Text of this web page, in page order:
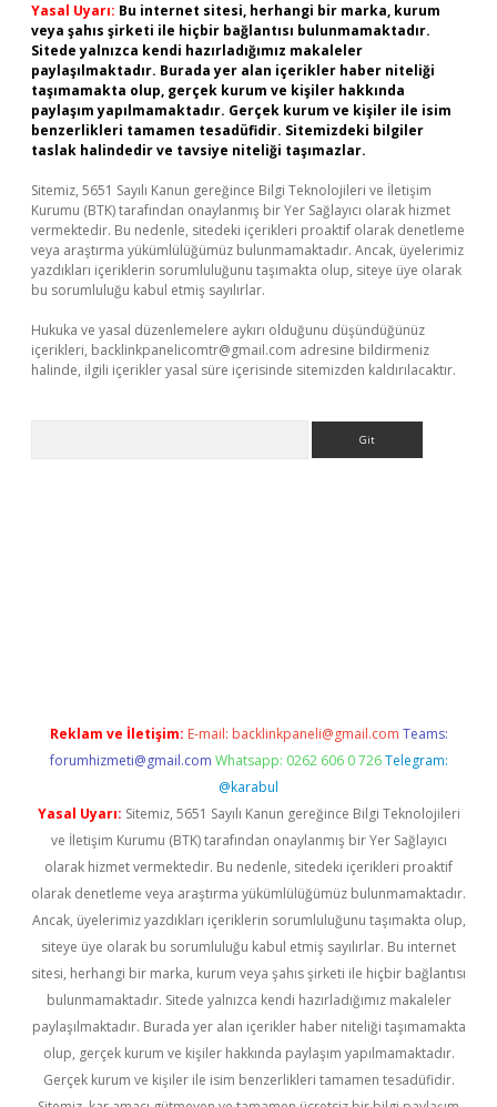
Yasal Uyarı: Bu internet sitesi, herhangi bir marka, kurum
veya şahıs şirketi ile hiçbir bağlantısı bulunmamaktadır.
Sitede yalnızca kendi hazırladığımız makaleler
paylaşılmaktadır. Burada yer alan içerikler haber niteliği
taşımamakta olup, gerçek kurum ve kişiler hakkında
paylaşım yapılmamaktadır. Gerçek kurum ve kişiler ile isim
benzerlikleri tamamen tesadüfidir. Sitemizdeki bilgiler
taslak halindedir ve tavsiye niteliği taşımazlar.
Sitemiz, 5651 Sayılı Kanun gereğince Bilgi Teknolojileri ve İletişim
Kurumu (BTK) tarafından onaylanmış bir Yer Sağlayıcı olarak hizmet
vermektedir. Bu nedenle, sitedeki içerikleri proaktif olarak denetleme
veya araştırma yükümlülüğümüz bulunmamaktadır. Ancak, üyelerimiz
yazdıkları içeriklerin sorumluluğunu taşımakta olup, siteye üye olarak
bu sorumluluğu kabul etmiş sayılırlar.
Hukuka ve yasal düzenlemelere aykırı olduğunu düşündüğünüz
içerikleri, backlinkpanelicomtr@gmail.com adresine bildirmeniz
halinde, ilgili içerikler yasal süre içerisinde sitemizden kaldırılacaktır.
Reklam ve İletişim: E-mail: backlinkpaneli@gmail.com Teams:
forumhizmeti@gmail.com Whatsapp: 0262 606 0 726 Telegram:
@karabul
Yasal Uyarı: Sitemiz, 5651 Sayılı Kanun gereğince Bilgi Teknolojileri
ve İletişim Kurumu (BTK) tarafından onaylanmış bir Yer Sağlayıcı
olarak hizmet vermektedir. Bu nedenle, sitedeki içerikleri proaktif
olarak denetleme veya araştırma yükümlülüğümüz bulunmamaktadır.
Ancak, üyelerimiz yazdıkları içeriklerin sorumluluğunu taşımakta olup,
siteye üye olarak bu sorumluluğu kabul etmiş sayılırlar. Bu internet
sitesi, herhangi bir marka, kurum veya şahıs şirketi ile hiçbir bağlantısı
bulunmamaktadır. Sitede yalnızca kendi hazırladığımız makaleler
paylaşılmaktadır. Burada yer alan içerikler haber niteliği taşımamakta
olup, gerçek kurum ve kişiler hakkında paylaşım yapılmamaktadır.
Gerçek kurum ve kişiler ile isim benzerlikleri tamamen tesadüfidir.